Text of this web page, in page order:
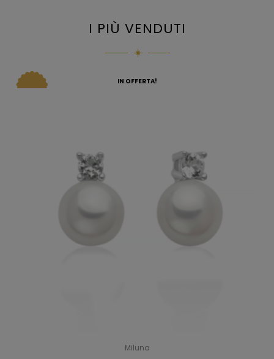
I PIÙ VENDUTI
IN OFFERTA!
Miluna